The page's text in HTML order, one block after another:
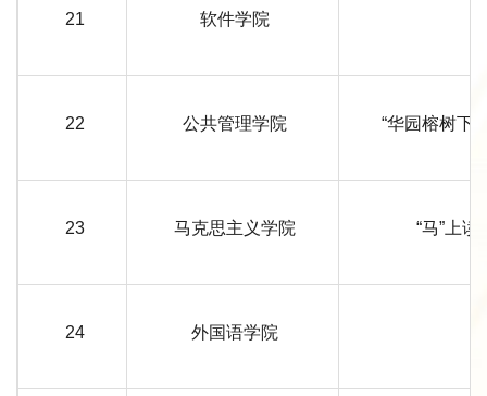
21 软件学院
22 公共管理学院 “华园榕树下
23 马克思主义学院 “马”上
24 外国语学院